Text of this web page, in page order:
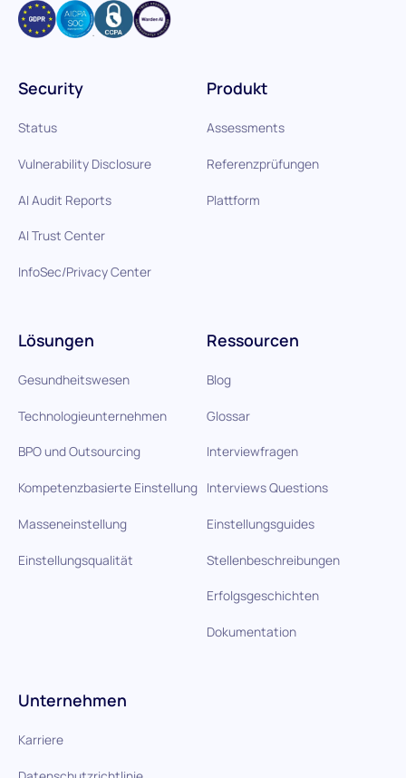
Produkt
Assessments
Referenzprüfungen
Plattform
Lösungen
Gesundheitswesen
Technologieunternehmen
BPO und Outsourcing
Kompetenzbasierte Einstellung
Masseneinstellung
Einstellungsqualität
Ressourcen
Blog
Glossar
Interviewfragen
Interviews Questions
Einstellungsguides
Stellenbeschreibungen
Erfolgsgeschichten
Dokumentation
Security
Status
Vulnerability Disclosure
AI Audit Reports
AI Trust Center
InfoSec/Privacy Center
Unternehmen
Karriere